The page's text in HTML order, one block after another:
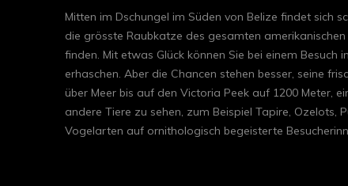
Mitten im Dschungel im Süden von Belize findet sich
die grösste Raubkatze des gesamten
finden. Mit etwas Glück können Sie bei einem
erhaschen. Aber die Chancen stehen besser, seine
über Meer bis auf den Victoria Peek auf 1200 Meter,
andere Tiere zu sehen, zum Beispiel Tapire, Ozelots,
Vogelarten auf ornithologisch begeisterte